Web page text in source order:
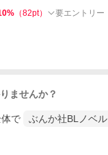
% （82pt） 要エントリー
ませんか？
で ぶんか社BLノベル